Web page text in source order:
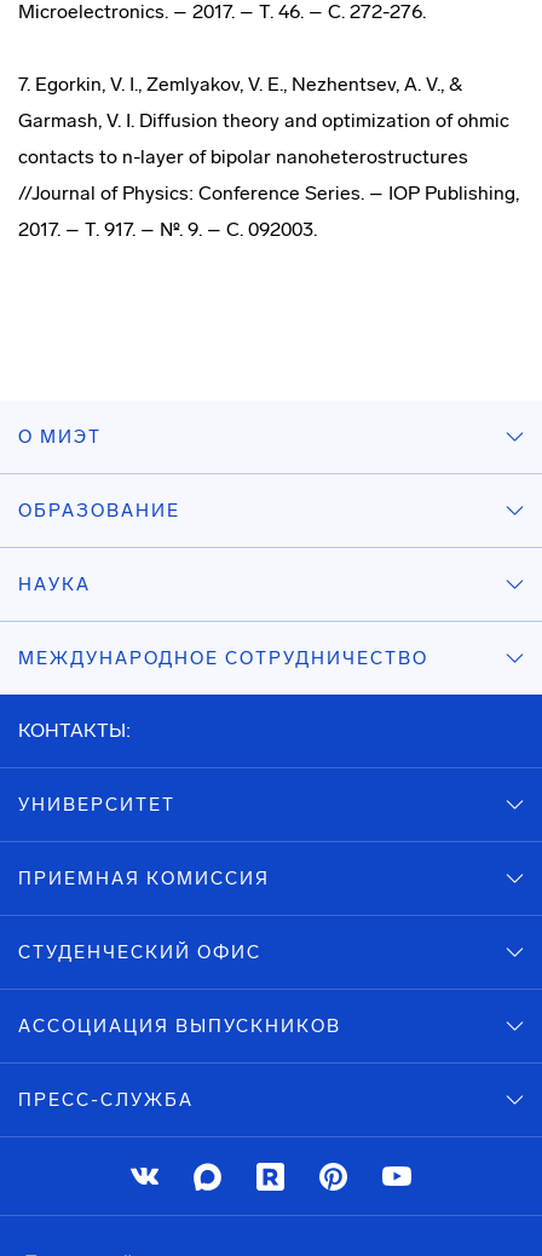
Microelectronics. – 2017. – Т. 46. – С. 272-276.
7. Egorkin, V. I., Zemlyakov, V. E., Nezhentsev, A. V., &
Garmash, V. I. Diffusion theory and optimization of ohmic
contacts to n-layer of bipolar nanoheterostructures
//Journal of Physics: Conference Series. – IOP Publishing,
2017. – Т. 917. – №. 9. – С. 092003.
О МИЭТ
ОБРАЗОВАНИЕ
НАУКА
МЕЖДУНАРОДНОЕ СОТРУДНИЧЕСТВО
КОНТАКТЫ:
УНИВЕРСИТЕТ
ПРИЕМНАЯ КОМИССИЯ
СТУДЕНЧЕСКИЙ ОФИС
АССОЦИАЦИЯ ВЫПУСКНИКОВ
ПРЕСС-СЛУЖБА